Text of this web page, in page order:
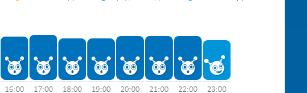
16:00 17:00 18:00 19:00 20:00 21:00 22:00 23:00